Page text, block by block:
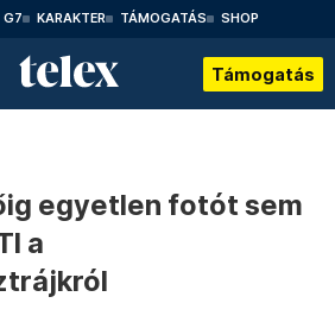
G7 KARAKTER TÁMOGATÁS SHOP
Támogatás
egyetlen fotót sem
a